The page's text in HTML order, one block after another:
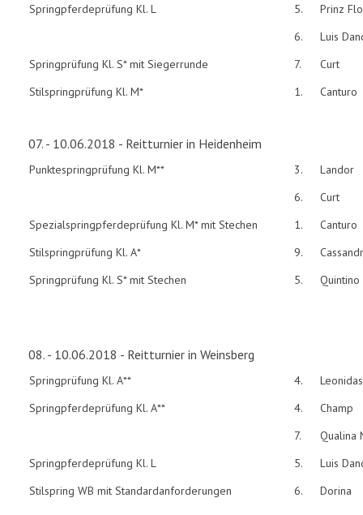
Springpferdeprüfung Kl. L
5.
Prinz
6.
Luis
Springprüfung Kl. S* mit Siegerrunde
7.
Curt
Stilspringprüfung Kl. M*
1. Canturo
07. - 10.06.2018 - Reitturnier in Heidenheim
Punktespringprüfung Kl. M** 3.
Landor
6.
Curt
Spezialspringpferdeprüfung Kl. M* mit Stechen
1.
Canturo
Stilspringprüfung Kl. A*
9.
Springprüfung Kl. S* mit Stechen
5. Quintino
08. - 10.06.2018 - Reitturnier in Weinsberg
Springprüfung Kl. A** 4.
Leonidas
Springpferdeprüfung Kl. A**
4.
Champ
7.
Qualina
Springpferdeprüfung Kl. L
5.
Luis
Stilspring WB mit Standardanforderungen
6. Dorina